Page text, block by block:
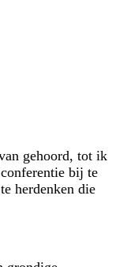
gehoord, tot ik
bij te
herdenken die